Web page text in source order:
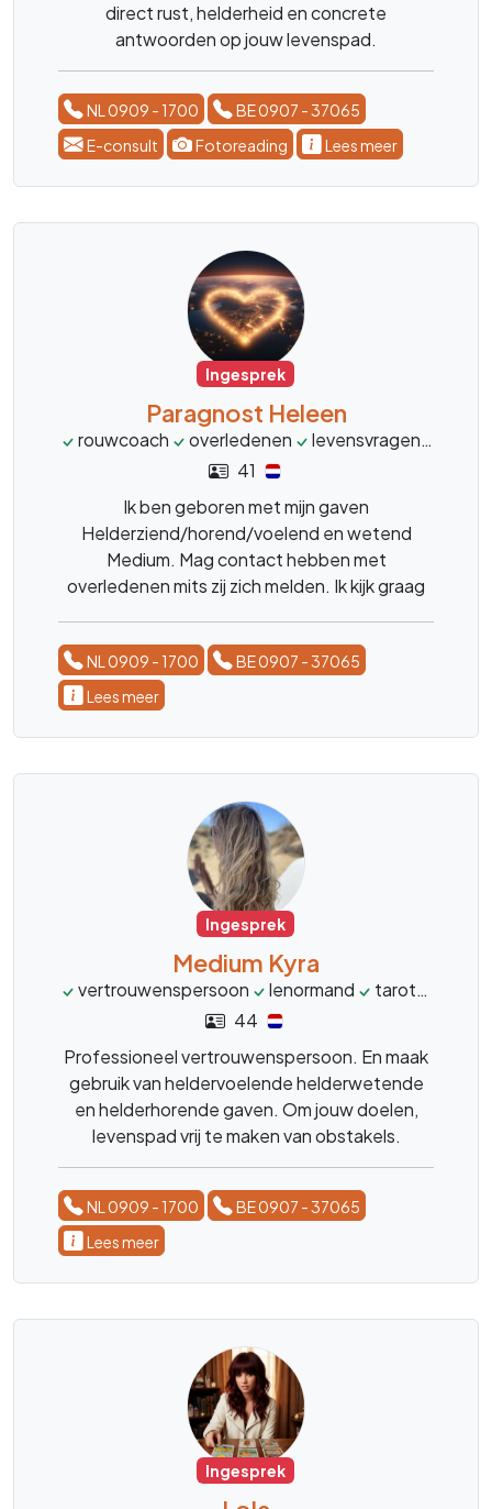
direct rust, helderheid en concrete
antwoorden op jouw levenspad.
NL 0909 - 1700
BE 0907 - 37065
E-consult
Fotoreading Lees meer
Ingesprek
Paragnost Heleen
rouwcoach overledenen levensvragen
41
Ik ben geboren met mijn gaven
Helderziend/horend/voelend en wetend
Medium. Mag contact hebben met
overledenen mits zij zich melden. Ik kijk graag
NL 0909 - 1700
BE 0907 - 37065
Lees meer
Ingesprek
Medium Kyra
vertrouwenspersoon lenormand tarot
44
Professioneel vertrouwenspersoon. En maak
gebruik van heldervoelende helderwetende
en helderhorende gaven. Om jouw doelen,
levenspad vrij te maken van obstakels.
NL 0909 - 1700
BE 0907 - 37065
Lees meer
Ingesprek